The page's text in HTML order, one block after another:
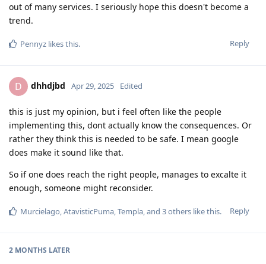
out of many services. I seriously hope this doesn't become a
trend.
Reply
Pennyz likes this.
D dhhdjbd Apr 29, 2025 Edited
this is just my opinion, but i feel often like the people
implementing this, dont actually know the consequences. Or
rather they think this is needed to be safe. I mean google
does make it sound like that.
So if one does reach the right people, manages to excalte it
enough, someone might reconsider.
Reply
Murcielago,AtavisticPuma,Templa, and 3others like this.
2 MONTHS LATER